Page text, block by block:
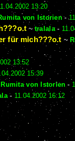
13:20
von Istorien-
~tralala-
für mich???o.t ~
13:52
15:39
Rumita von Istorien -
- 11.04.2002 16:12